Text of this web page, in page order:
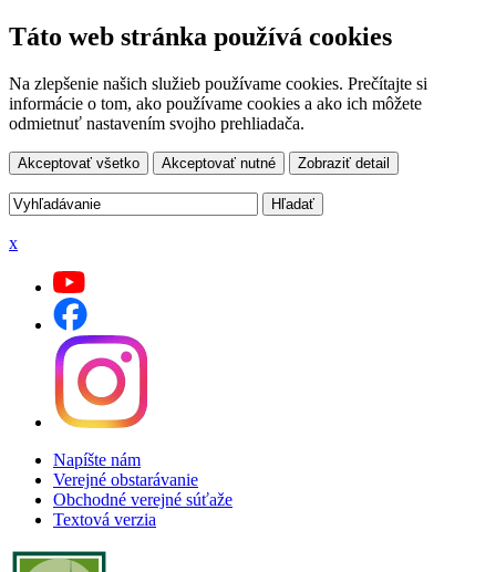
Táto web stránka používá cookies
Na zlepšenie našich služieb používame cookies. Prečítajte si
informácie o tom, ako používame cookies a ako ich môžete
odmietnuť nastavením svojho prehliadača.
Akceptovať všetko Akceptovať nutné Zobraziť detail
x
Napíšte nám
Verejné obstarávanie
Obchodné verejné súťaže
Textová verzia